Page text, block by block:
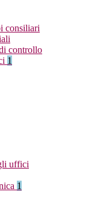
consiliari
controllo
1
uffici
1